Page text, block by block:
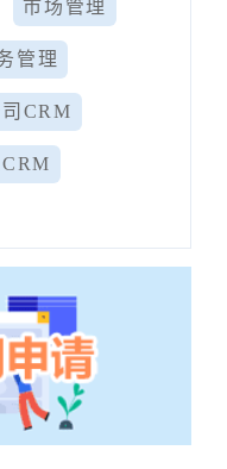
市场管理
管理
CRM